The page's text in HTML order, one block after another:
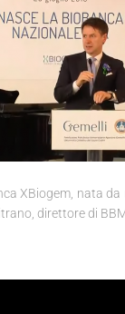
XBiogem, nata
direttore di